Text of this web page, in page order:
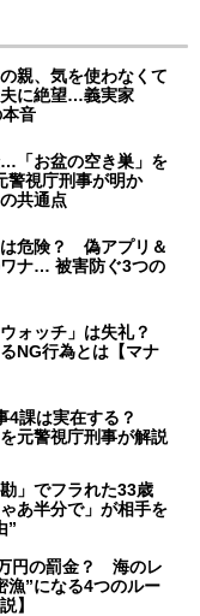
親、気を使わなくて
に絶望…義実家
音
「お盆の空き巣」を
視庁刑事が明か
共通点
は危険？ 偽アプリ＆
ナ… 被害防ぐ3つの
ォッチ」は失礼？
NG行為とは【マナ
4課は実在する？
元警視庁刑事が解説
」でフラれた33歳
あ半分で」が相手を
”
円の罰金？ 海のレ
漁”になる4つのルー
】